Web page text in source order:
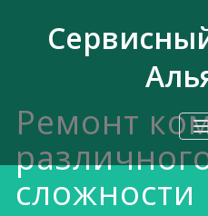
содержимому
Ремонт
сложности